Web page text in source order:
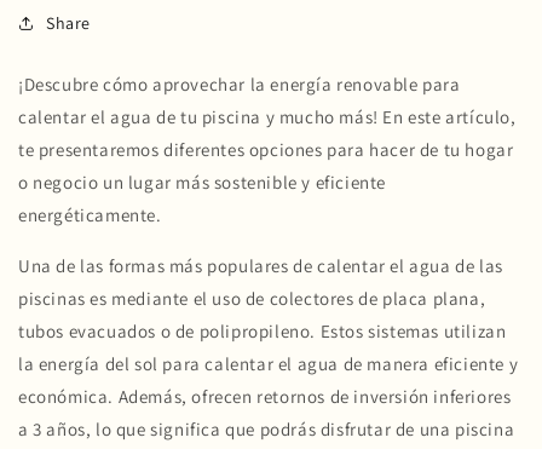
Share
¡Descubre cómo aprovechar la energía renovable para
calentar el agua de tu piscina y mucho más! En este artículo,
te presentaremos diferentes opciones para hacer de tu hogar
o negocio un lugar más sostenible y eficiente
energéticamente.
Una de las formas más populares de calentar el agua de las
piscinas es mediante el uso de colectores de placa plana,
tubos evacuados o de polipropileno. Estos sistemas utilizan
la energía del sol para calentar el agua de manera eficiente y
económica. Además, ofrecen retornos de inversión inferiores
a 3 años, lo que significa que podrás disfrutar de una piscina